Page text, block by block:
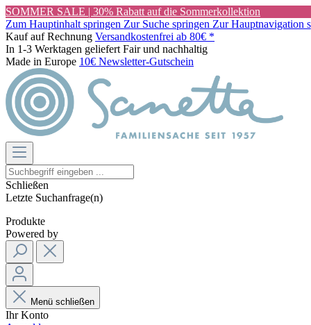
SOMMER SALE | 30% Rabatt auf die Sommerkollektion
Zum Hauptinhalt springen Zur Suche springen Zur Hauptnavigation
Kauf auf Rechnung Versandkostenfrei ab 80€ *
In 1-3 Werktagen geliefert Fair und nachhaltig
Made in Europe 10€ Newsletter-Gutschein
Schließen
Letzte Suchanfrage(n)
Produkte
Powered by
Menü schließen
Ihr Konto